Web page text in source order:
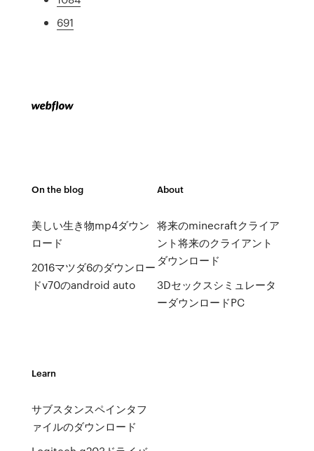
691
On the blog
美しい生き物mp4ダウン
ロード
2016マツダ6のダウンロー
ドv70のandroid auto
About
将来のminecraftクライア
ント将来のクライアント
ダウンロード
3Dセックスシミュレータ
ーダウンロードPC
Learn
サブスタンスペインタフ
ァイルのダウンロード